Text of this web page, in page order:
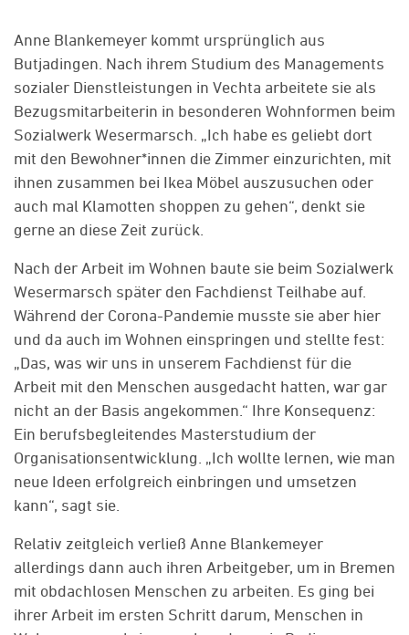
Anne Blankemeyer kommt ursprünglich aus
Butjadingen. Nach ihrem Studium des Managements
sozialer Dienstleistungen in Vechta arbeitete sie als
Bezugsmitarbeiterin in besonderen Wohnformen beim
Sozialwerk Wesermarsch. „Ich habe es geliebt dort
mit den Bewohner*innen die Zimmer einzurichten, mit
ihnen zusammen bei Ikea Möbel auszusuchen oder
auch mal Klamotten shoppen zu gehen“, denkt sie
gerne an diese Zeit zurück.
Nach der Arbeit im Wohnen baute sie beim Sozialwerk
Wesermarsch später den Fachdienst Teilhabe auf.
Während der Corona-Pandemie musste sie aber hier
und da auch im Wohnen einspringen und stellte fest:
„Das, was wir uns in unserem Fachdienst für die
Arbeit mit den Menschen ausgedacht hatten, war gar
nicht an der Basis angekommen.“ Ihre Konsequenz:
Ein berufsbegleitendes Masterstudium der
Organisationsentwicklung. „Ich wollte lernen, wie man
neue Ideen erfolgreich einbringen und umsetzen
kann“, sagt sie.
Relativ zeitgleich verließ Anne Blankemeyer
allerdings dann auch ihren Arbeitgeber, um in Bremen
mit obdachlosen Menschen zu arbeiten. Es ging bei
ihrer Arbeit im ersten Schritt darum, Menschen in